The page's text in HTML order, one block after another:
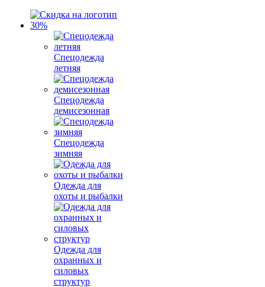
Спецодежда
летняя
Спецодежда
демисезонная
Спецодежда
зимняя
Одежда для
охоты и рыбалки
Одежда для
охранных и
силовых
структур